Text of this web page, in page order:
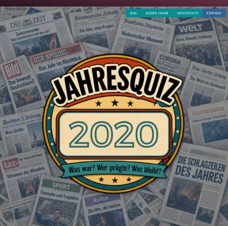
EINFACH
GESCHICHTE
2020ER JAHRE
2020